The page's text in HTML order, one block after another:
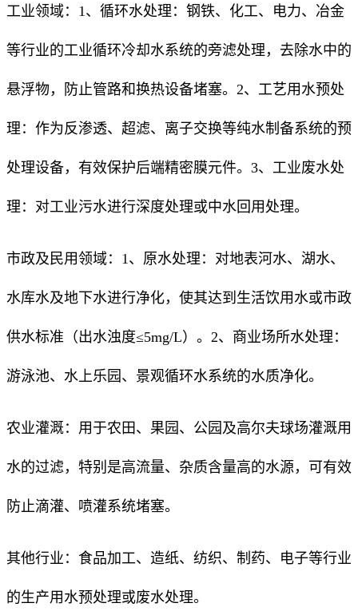
工业领域：1、循环水处理：钢铁、化工、电力、冶金
等行业的工业循环冷却水系统的旁滤处理，去除水中的
悬浮物，防止管路和换热设备堵塞。2、工艺用水预处
理：作为反渗透、超滤、离子交换等纯水制备系统的预
处理设备，有效保护后端精密膜元件。3、工业废水处
理：对工业污水进行深度处理或中水回用处理。
市政及民用领域：1、原水处理：对地表河水、湖水、
水库水及地下水进行净化，使其达到生活饮用水或市政
供水标准（出水浊度≤5mg/L）。2、商业场所水处理：
游泳池、水上乐园、景观循环水系统的水质净化。
农业灌溉：用于农田、果园、公园及高尔夫球场灌溉用
水的过滤，特别是高流量、杂质含量高的水源，可有效
防止滴灌、喷灌系统堵塞。
其他行业：食品加工、造纸、纺织、制药、电子等行业
的生产用水预处理或废水处理。